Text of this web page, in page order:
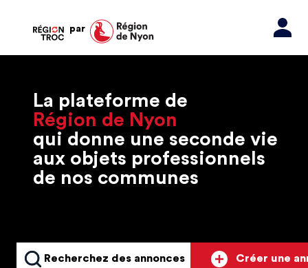
par
La plateforme de
Région de Nyon
qui donne une seconde vie
aux objets professionnels
de nos communes
Recherchez des annonces Créer une